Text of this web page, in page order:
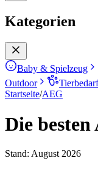
Kategorien
Baby & Spielzeug
Outdoor
Tierbedarf
Startseite/AEG
Die besten
Stand: August 2026